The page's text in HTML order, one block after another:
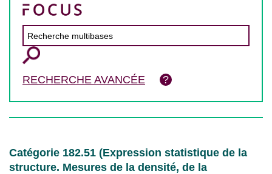
RECHERCHE AVANCÉE
Catégorie 182.51 (Expression statistique de la
structure. Mesures de la densité, de la